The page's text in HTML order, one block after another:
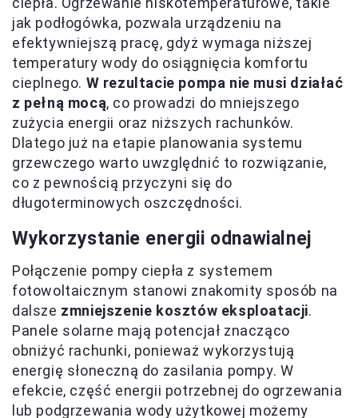
jak podłogówka, pozwala urządzeniu na
efektywniejszą pracę, gdyż wymaga niższej
temperatury wody do osiągnięcia komfortu
cieplnego. W rezultacie pompa nie musi działać
z pełną mocą, co prowadzi do mniejszego
zużycia energii oraz niższych rachunków.
Dlatego już na etapie planowania systemu
grzewczego warto uwzględnić to rozwiązanie,
co z pewnością przyczyni się do
długoterminowych oszczędności.
Wykorzystanie energii odnawialnej
Połączenie pompy ciepła z systemem
fotowoltaicznym stanowi znakomity sposób na
dalsze zmniejszenie kosztów eksploatacji.
Panele solarne mają potencjał znacząco
obniżyć rachunki, ponieważ wykorzystują
energię słoneczną do zasilania pompy. W
efekcie, część energii potrzebnej do ogrzewania
lub podgrzewania wody użytkowej możemy